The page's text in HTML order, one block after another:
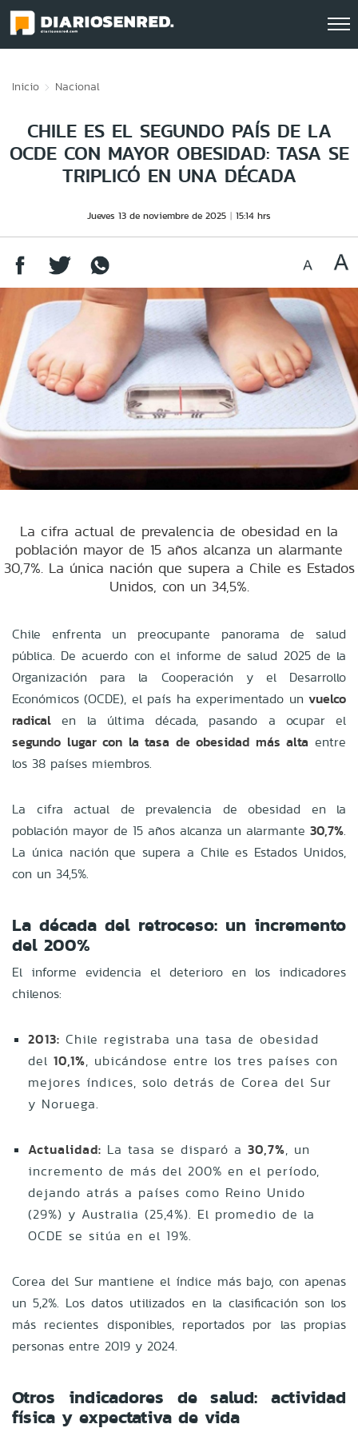
Inicio Nacional
CHILE ES EL SEGUNDO PAÍS DE LA
OCDE CON MAYOR OBESIDAD: TASA SE
TRIPLICÓ EN UNA DÉCADA
Jueves 13 de noviembre de 2025 15:14 hrs
La cifra actual de prevalencia de obesidad en la
población mayor de 15 años alcanza un alarmante
30,7%. La única nación que supera a Chile es Estados
Unidos, con un 34,5%.
Chile enfrenta un preocupante panorama de salud
pública. De acuerdo con el informe de salud 2025 de la
Organización para la Cooperación y el Desarrollo
Económicos (OCDE), el país ha experimentado un vuelco
radical en la última década, pasando a ocupar el
segundo lugar con la tasa de obesidad más alta entre
los 38 países miembros.
La cifra actual de prevalencia de obesidad en la
población mayor de 15 años alcanza un alarmante 30,7%.
La única nación que supera a Chile es Estados Unidos,
con un 34,5%.
La década del retroceso: un incremento
del 200%
El informe evidencia el deterioro en los indicadores
chilenos:
2013: Chile registraba una tasa de obesidad
del 10,1%, ubicándose entre los tres países con
mejores índices, solo detrás de Corea del Sur
y Noruega.
Actualidad: La tasa se disparó a 30,7%, un
incremento de más del 200% en el período,
dejando atrás a países como Reino Unido
(29%) y Australia (25,4%). El promedio de la
OCDE se sitúa en el 19%.
Corea del Sur mantiene el índice más bajo, con apenas
un 5,2%. Los datos utilizados en la clasificación son los
más recientes disponibles, reportados por las propias
personas entre 2019 y 2024.
Otros indicadores de salud: actividad
física y expectativa de vida